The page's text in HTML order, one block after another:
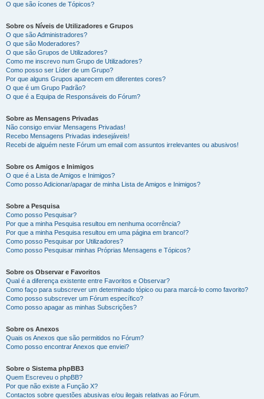
O que são ícones de Tópicos?
Sobre os Níveis de Utilizadores e Grupos
O que são Administradores?
O que são Moderadores?
O que são Grupos de Utilizadores?
Como me inscrevo num Grupo de Utilizadores?
Como posso ser Líder de um Grupo?
Por que alguns Grupos aparecem em diferentes cores?
O que é um Grupo Padrão?
O que é a Equipa de Responsáveis do Fórum?
Sobre as Mensagens Privadas
Não consigo enviar Mensagens Privadas!
Recebo Mensagens Privadas indesejáveis!
Recebi de alguém neste Fórum um email com assuntos irrelevantes ou abusivos!
Sobre os Amigos e Inimigos
O que é a Lista de Amigos e Inimigos?
Como posso Adicionar/apagar de minha Lista de Amigos e Inimigos?
Sobre a Pesquisa
Como posso Pesquisar?
Por que a minha Pesquisa resultou em nenhuma ocorrência?
Por que a minha Pesquisa resultou em uma página em branco!?
Como posso Pesquisar por Utilizadores?
Como posso Pesquisar minhas Próprias Mensagens e Tópicos?
Sobre os Observar e Favoritos
Qual é a diferença existente entre Favoritos e Observar?
Como faço para subscrever um determinado tópico ou para marcá-lo como favorito?
Como posso subscrever um Fórum específico?
Como posso apagar as minhas Subscrições?
Sobre os Anexos
Quais os Anexos que são permitidos no Fórum?
Como posso encontrar Anexos que enviei?
Sobre o Sistema phpBB3
Quem Escreveu o phpBB?
Por que não existe a Função X?
Contactos sobre questões abusivas e/ou ilegais relativas ao Fórum.